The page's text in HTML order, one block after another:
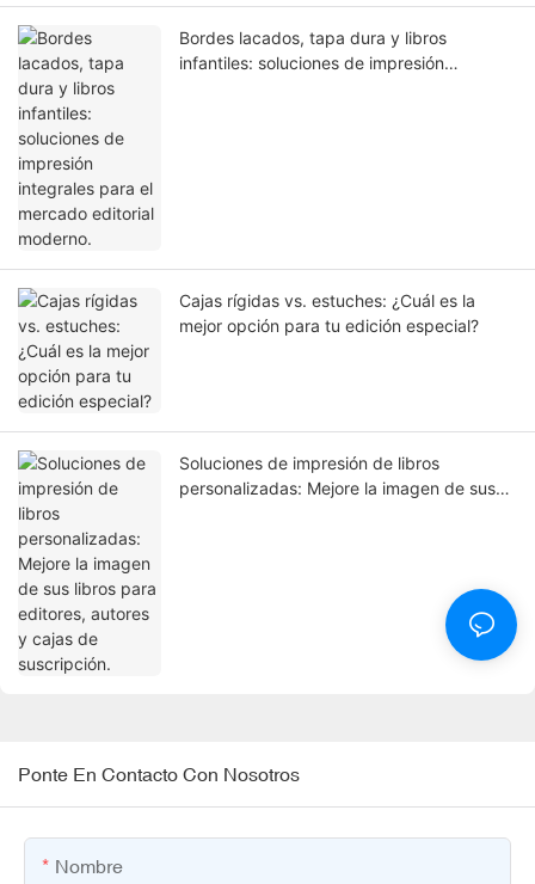
Bordes lacados, tapa dura y libros
infantiles: soluciones de impresión
Cajas rígidas vs. estuches: ¿Cuál es la
mejor opción para tu edición especial?
Soluciones de impresión de libros
personalizadas: Mejore la imagen de sus
Ponte En Contacto Con Nosotros
Nombre